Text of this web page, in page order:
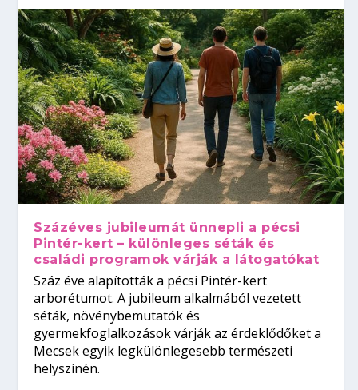
Százéves jubileumát ünnepli a pécsi
Pintér-kert – különleges séták és
családi programok várják a látogatókat
Száz éve alapították a pécsi Pintér-kert
arborétumot. A jubileum alkalmából vezetett
séták, növénybemutatók és
gyermekfoglalkozások várják az érdeklődőket a
Mecsek egyik legkülönlegesebb természeti
helyszínén.